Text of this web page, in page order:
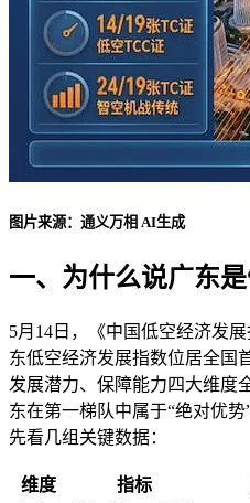
图片来源：通义万相 AI生成
一、为什么说广东是
5月14日，《中国低空经济发
东低空经济发展指数位居全国
发展潜力、保障能力四大维度
东在第一梯队中属于“绝对优势
先看几组关键数据：
维度 指标